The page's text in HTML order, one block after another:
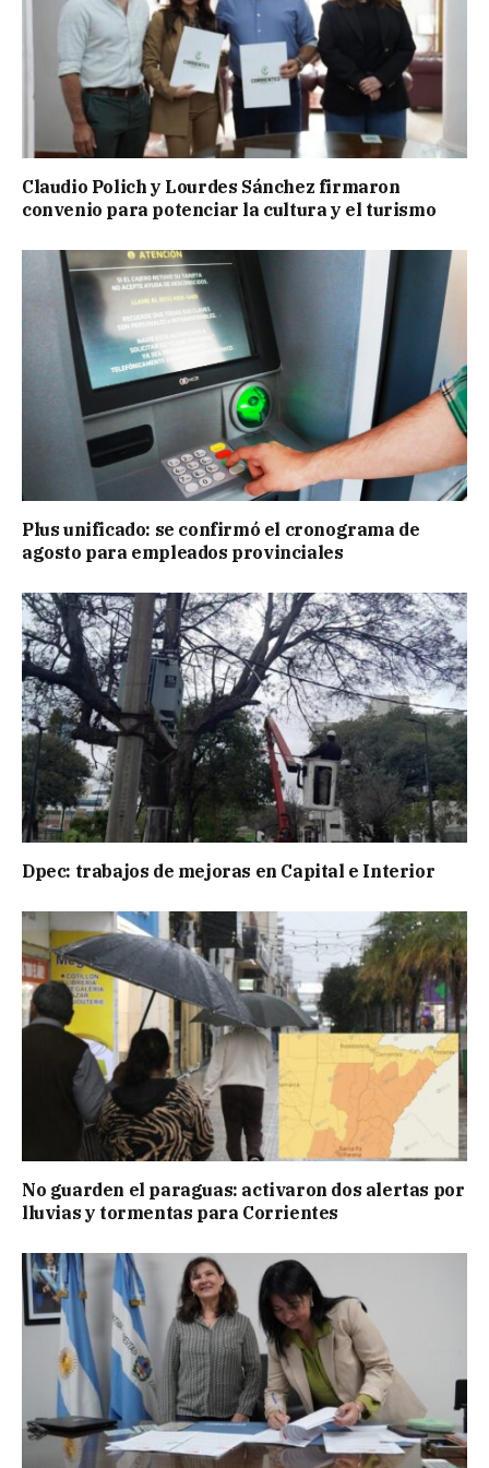
Claudio Polich y Lourdes Sánchez firmaron
convenio para potenciar la cultura y el turismo
Plus unificado: se confirmó el cronograma de
agosto para empleados provinciales
Dpec: trabajos de mejoras en Capital e Interior
No guarden el paraguas: activaron dos alertas por
lluvias y tormentas para Corrientes